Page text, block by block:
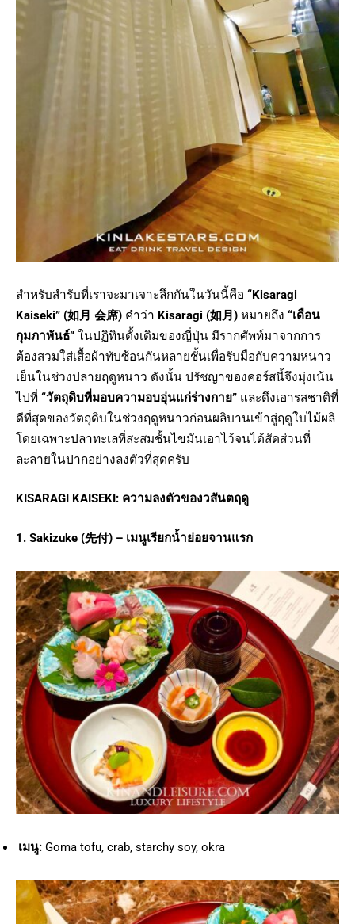
สำหรับสำรับที่เราจะมาเจาะลึกกันในวันนี้คือ “Kisaragi
Kaiseki” (如月 会席) คำว่า Kisaragi (如月) หมายถึง “เดือน
กุมภาพันธ์” ในปฏิทินดั้งเดิมของญี่ปุ่น มีรากศัพท์มาจากการ
ต้องสวมใส่เสื้อผ้าทับซ้อนกันหลายชั้นเพื่อรับมือกับความหนาว
เย็นในช่วงปลายฤดูหนาว ดังนั้น ปรัชญาของคอร์สนี้จึงมุ่งเน้น
ไปที่ “วัตถุดิบที่มอบความอบอุ่นแก่ร่างกาย” และดึงเอารสชาติที่
ดีที่สุดของวัตถุดิบในช่วงฤดูหนาวก่อนผลิบานเข้าสู่ฤดูใบไม้ผลิ
โดยเฉพาะปลาทะเลที่สะสมชั้นไขมันเอาไว้จนได้สัดส่วนที่
ละลายในปากอย่างลงตัวที่สุดครับ
KISARAGI KAISEKI: ความลงตัวของวสันตฤดู
1. Sakizuke (先付) – เมนูเรียกน้ำย่อยจานแรก
เมนู: Goma tofu, crab, starchy soy, okra